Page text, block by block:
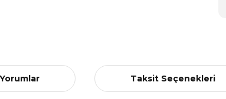
Yorumlar Taksit Seçenekleri